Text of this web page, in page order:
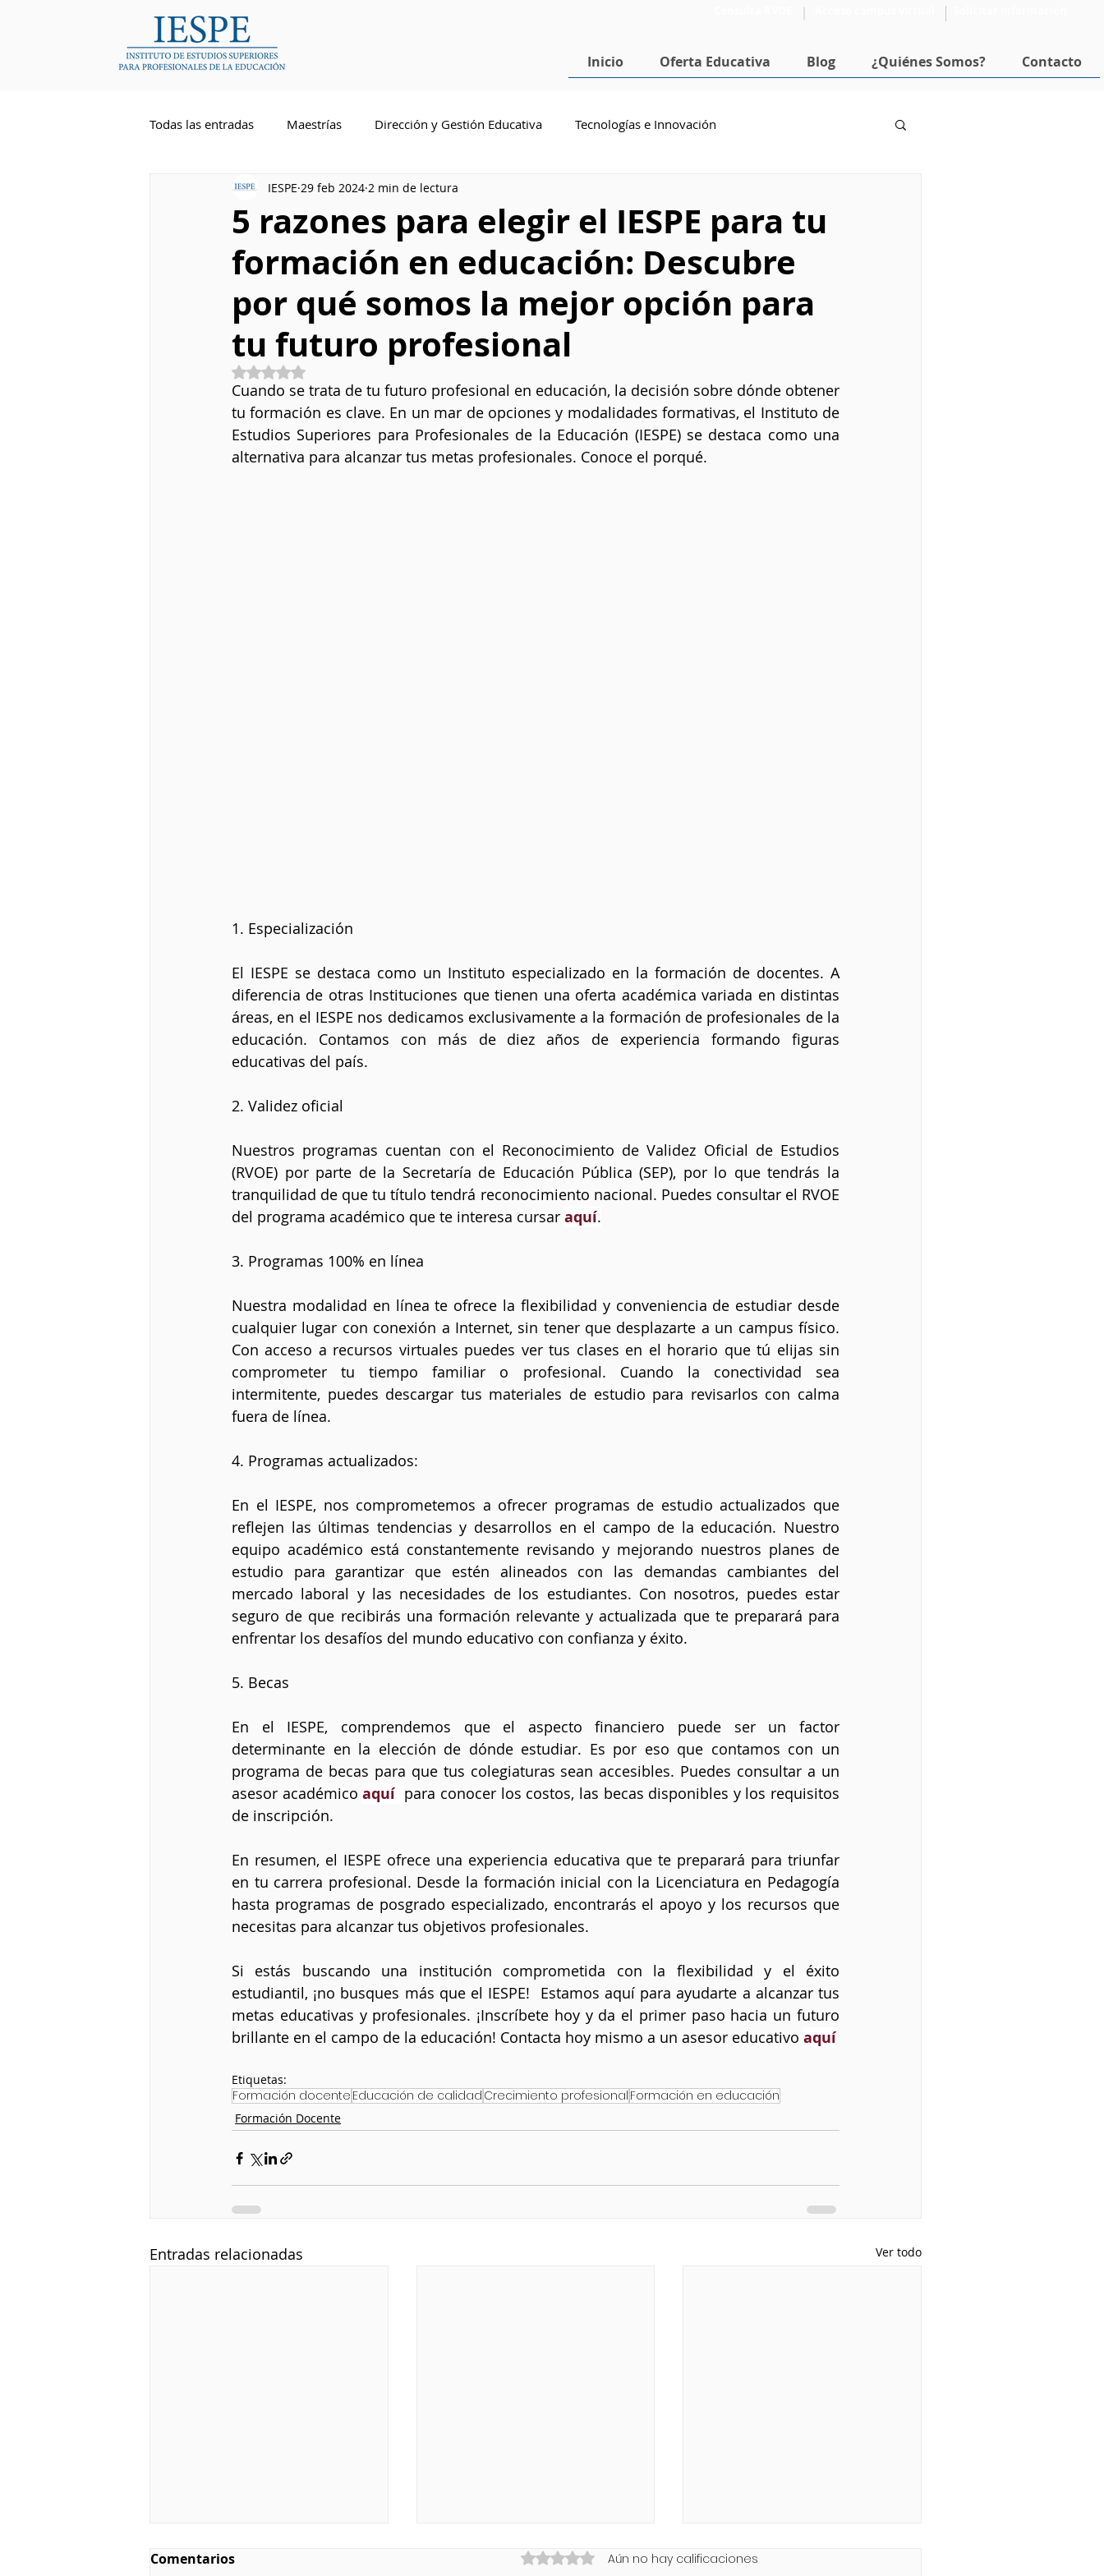
Inicio Oferta Educativa Blog ¿Quiénes Somos? Contacto
Todas las entradas Maestrías Dirección y Gestión Educativa Tecnologías e Innovación
Competencias Docentes Licenciatura en Pedagogía
5 razones para elegir el IESPE para tu
formación en educación: Descubre
por qué somos la mejor opción para
tu futuro profesional
IESPE 29 feb 2024 2 min de lectura
Obtuvo NaN de 5 estrellas.
Cuando se trata de tu futuro profesional en educación, la decisión sobre dónde obtener
tu formación es clave. En un mar de opciones y modalidades formativas, el Instituto de
Estudios Superiores para Profesionales de la Educación (IESPE) se destaca como una
alternativa para alcanzar tus metas profesionales. Conoce el porqué.
1. Especialización
El IESPE se destaca como un Instituto especializado en la formación de docentes. A
diferencia de otras Instituciones que tienen una oferta académica variada en distintas
áreas, en el IESPE nos dedicamos exclusivamente a la formación de profesionales de la
educación. Contamos con más de diez años de experiencia formando figuras
educativas del país.
2. Validez oficial
Nuestros programas cuentan con el Reconocimiento de Validez Oficial de Estudios
(RVOE) por parte de la Secretaría de Educación Pública (SEP), por lo que tendrás la
tranquilidad de que tu título tendrá reconocimiento nacional. Puedes consultar el RVOE
del programa académico que te interesa cursar aquí.
3. Programas 100% en línea
Nuestra modalidad en línea te ofrece la flexibilidad y conveniencia de estudiar desde
cualquier lugar con conexión a Internet, sin tener que desplazarte a un campus físico.
Con acceso a recursos virtuales puedes ver tus clases en el horario que tú elijas sin
comprometer tu tiempo familiar o profesional. Cuando la conectividad sea
intermitente, puedes descargar tus materiales de estudio para revisarlos con calma
fuera de línea.
4. Programas actualizados:
En el IESPE, nos comprometemos a ofrecer programas de estudio actualizados que
reflejen las últimas tendencias y desarrollos en el campo de la educación. Nuestro
equipo académico está constantemente revisando y mejorando nuestros planes de
estudio para garantizar que estén alineados con las demandas cambiantes del
mercado laboral y las necesidades de los estudiantes. Con nosotros, puedes estar
seguro de que recibirás una formación relevante y actualizada que te preparará para
enfrentar los desafíos del mundo educativo con confianza y éxito.
5. Becas
En el IESPE, comprendemos que el aspecto financiero puede ser un factor
determinante en la elección de dónde estudiar. Es por eso que contamos con un
programa de becas para que tus colegiaturas sean accesibles. Puedes consultar a un
asesor académico aquí para conocer los costos, las becas disponibles y los requisitos
de inscripción.
En resumen, el IESPE ofrece una experiencia educativa que te preparará para triunfar
en tu carrera profesional. Desde la formación inicial con la Licenciatura en Pedagogía
hasta programas de posgrado especializado, encontrarás el apoyo y los recursos que
necesitas para alcanzar tus objetivos profesionales.
Si estás buscando una institución comprometida con la flexibilidad y el éxito
estudiantil, ¡no busques más que el IESPE!  Estamos aquí para ayudarte a alcanzar tus
metas educativas y profesionales. ¡Inscríbete hoy y da el primer paso hacia un futuro
brillante en el campo de la educación! Contacta hoy mismo a un asesor educativo aquí
Etiquetas:
Formación docente Educación de calidad Crecimiento profesional Formación en educación
Formación Docente
Entradas relacionadas Ver todo
Comentarios Obtuvo 0 de 5 estrellas.Aún no hay calificaciones